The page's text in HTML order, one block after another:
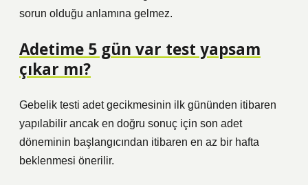
sorun olduğu anlamına gelmez.
Adetime 5 gün var test yapsam
çıkar mı?
Gebelik testi adet gecikmesinin ilk gününden itibaren
yapılabilir ancak en doğru sonuç için son adet
döneminin başlangıcından itibaren en az bir hafta
beklenmesi önerilir.